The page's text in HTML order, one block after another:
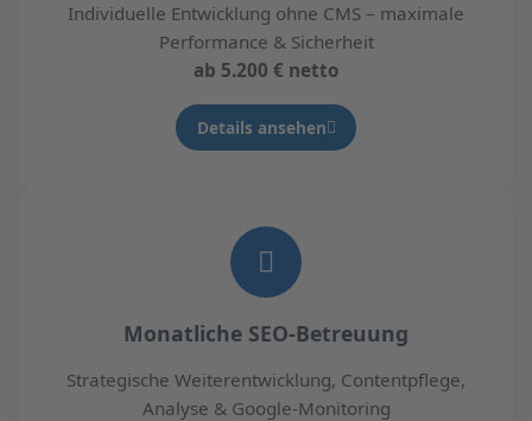
Individuelle Entwicklung ohne CMS – maximale
Performance & Sicherheit
ab 5.200 € netto
Details ansehen
Monatliche SEO-Betreuung
Strategische Weiterentwicklung, Contentpflege,
Analyse & Google-Monitoring